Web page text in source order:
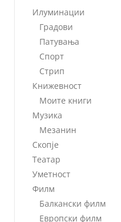
Илуминации
Градови
Патувања
Спорт
Стрип
Книжевност
Моите книги
Музика
Мезанин
Скопје
Театар
Уметност
Филм
Балкански филм
Европски филм